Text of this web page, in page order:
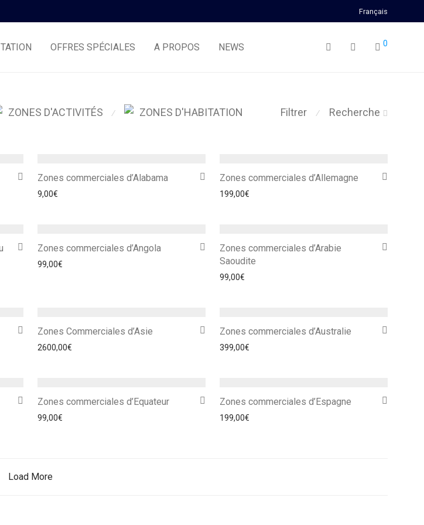
Français
OFFRES SPÉCIALES A PROPOS NEWS 0
Filtrer ⁄ Recherche
ZONES D'ACTIVITÉS ⁄ ZONES D'HABITATION
Zones commerciales d’Alabama
9,00€
Zones commerciales d’Allemagne
199,00€
Zones commerciales d’Angola
99,00€
Zones commerciales d’Arabie
Saoudite
99,00€
Zones Commerciales d’Asie
2600,00€
Zones commerciales d’Australie
399,00€
Zones commerciales d’Equateur
99,00€
Zones commerciales d’Espagne
199,00€
Load More